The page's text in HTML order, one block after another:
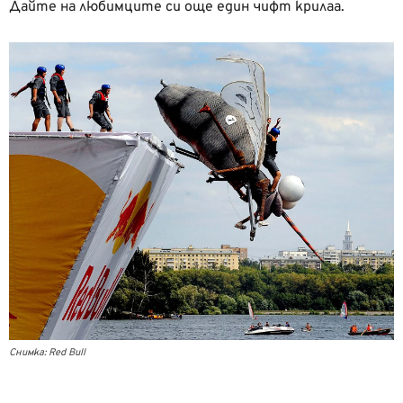
Дайте на любимците си още един чифт крилаа.
Снимка: Red Bull